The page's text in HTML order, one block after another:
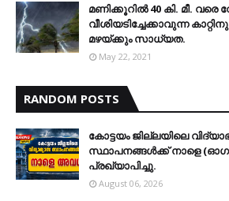
മണിക്കൂറിൽ 40 കി. മീ.
വീശിയടിച്ചേക്കാവുന്ന
മഴയ്ക്കും സാധ്യത.
May 22, 2021
RANDOM POSTS
കോട്ടയം ജില്ലയിലെ
സ്ഥാപനങ്ങള്‍ക്ക് നാളെ
പ്രഖ്യാപിച്ചു.
August 06, 2026